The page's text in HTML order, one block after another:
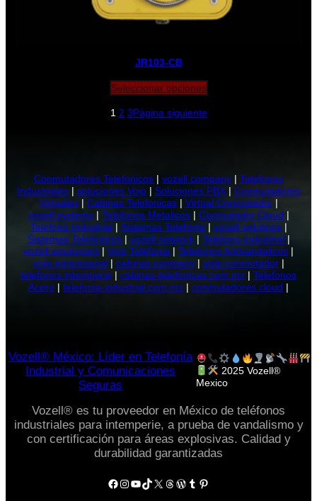
JR103-CB
Seleccionar opciones
1 2 3Página siguiente
Conmutadores Telefonicos | vozell.company | Telefonos
Industriales| soluciones Voip| Soluciones PBX| Conmutadores
Virtuales| Cabinas Telefonicas| Virtual Conmutador|
vozell.systems| Telefonos Metalicos| Conmutador Cloud |
Telefono Industrial| Sistemas Telefonia| vozell.solutions|
Sistemas Telefonicos| vozell.network| Telefono-industrial |
vozell.equipment | Voip Telefonia | Telefonos Antivandalicos |
voip empresarial| cabinas.company| voip-conmutador|
telefonos intemperie | cabinas-telefonicas.com.mx | Telefonos
Acero | telefonia-industrial.com.mx | conmutadores.cloud |
Vozell® México: Líder en Telefonía
Industrial y Comunicaciones
Seguras
2025 Vozell®
Mexico
Vozell® es tu proveedor en México de teléfonos
industriales para intemperie, a prueba de vandalismo y
con certificación para áreas explosivas. Calidad y
durabilidad garantizadas
Facebook Instagram YouTube TikTok X Threads WordPress Pinterest